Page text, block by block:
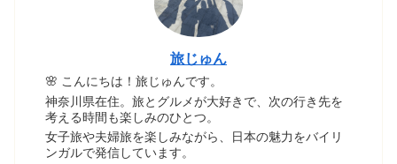
旅じゅん
🌸 こんにちは！旅じゅんです。
神奈川県在住。旅とグルメが大好きで、次の行き先を
考える時間も楽しみのひとつ。
女子旅や夫婦旅を楽しみながら、日本の魅力をバイリ
ンガルで発信しています。